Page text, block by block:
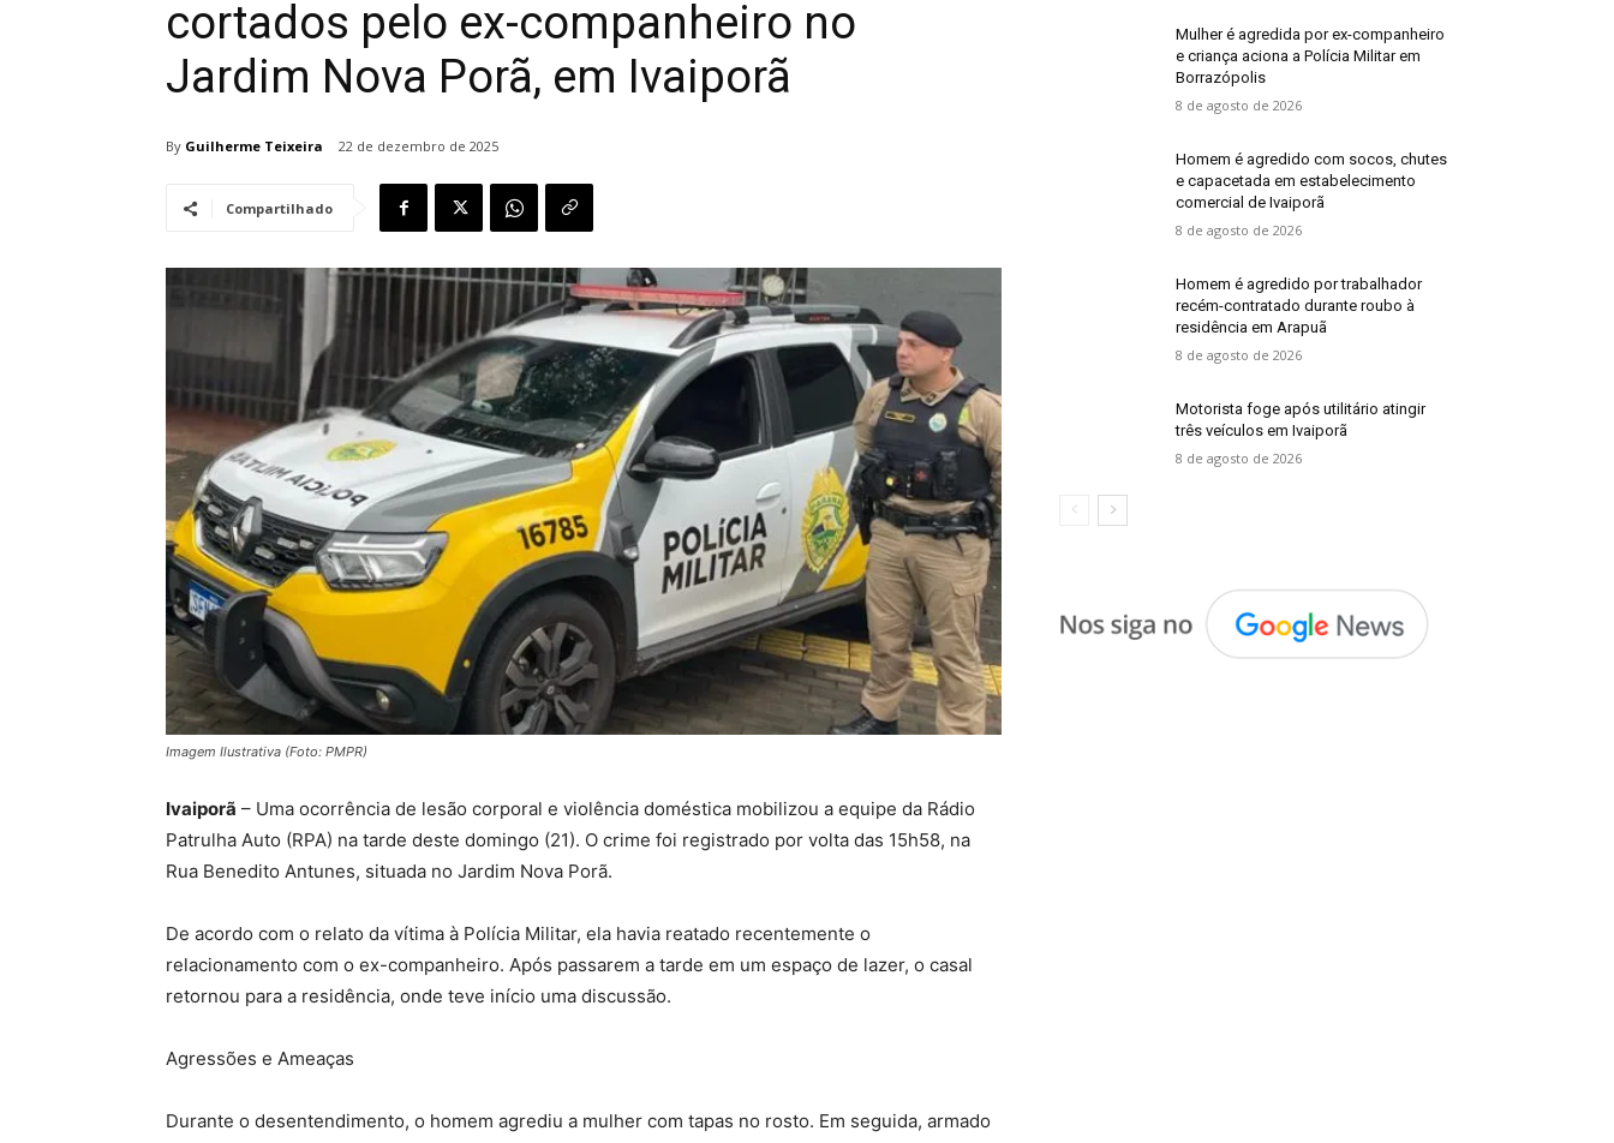
cortados pelo ex-companheiro no
Jardim Nova Porã, em Ivaiporã
By Guilherme Teixeira 22 de dezembro de 2025
Compartilhado
Imagem Ilustrativa (Foto: PMPR)
Ivaiporã – Uma ocorrência de lesão corporal e violência doméstica mobilizou a equipe da Rádio
Patrulha Auto (RPA) na tarde deste domingo (21). O crime foi registrado por volta das 15h58, na
Rua Benedito Antunes, situada no Jardim Nova Porã.
De acordo com o relato da vítima à Polícia Militar, ela havia reatado recentemente o
relacionamento com o ex-companheiro. Após passarem a tarde em um espaço de lazer, o casal
retornou para a residência, onde teve início uma discussão.
Agressões e Ameaças
Durante o desentendimento, o homem agrediu a mulher com tapas no rosto. Em seguida, armado
Mulher é agredida por ex-companheiro
e criança aciona a Polícia Militar em
Borrazópolis
8 de agosto de 2026
Homem é agredido com socos, chutes
e capacetada em estabelecimento
comercial de Ivaiporã
8 de agosto de 2026
Homem é agredido por trabalhador
recém-contratado durante roubo à
residência em Arapuã
8 de agosto de 2026
Motorista foge após utilitário atingir
três veículos em Ivaiporã
8 de agosto de 2026